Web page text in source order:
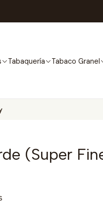
Tabaquería Tabaco Granel
(Super